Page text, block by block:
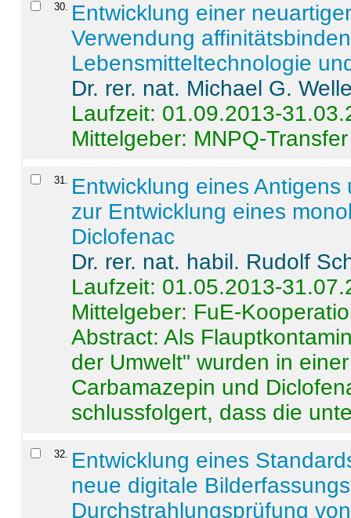
30. Entwicklung einer
Verwendung
Lebensmitteltechnologie
Dr. rer. nat. Michael G.
Laufzeit: 01.09.2013-
Mittelgeber: MNPQ-Transfer
31. Entwicklung eines
zur Entwicklung eines
Diclofenac
Dr. rer. nat. habil. Rudolf
Laufzeit: 01.05.2013-
Mittelgeber: FuE-
Abstract:Als
der Umwelt" wurden in
Carbamazepin und
schlussfolgert, dass die
32. Entwicklung eines
neue digitale
Durchstrahlungsprüfung